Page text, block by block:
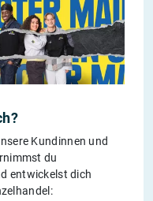
Kundinnen und
du
entwickelst dich